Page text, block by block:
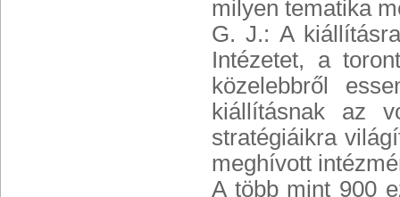
milyen tematika
G. J.: A
Intézetet, a
közelebbről
kiállításnak az
stratégiáikra
meghívott
A több mint 900